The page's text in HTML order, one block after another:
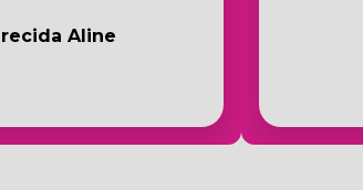
Aline